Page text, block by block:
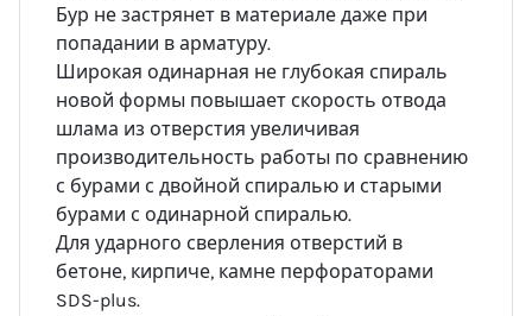
Бур не застрянет в материале даже при
попадании в арматуру.
Широкая одинарная не глубокая спираль
новой формы повышает скорость отвода
шлама из отверстия увеличивая
производительность работы по сравнению
с бурами с двойной спиралью и старыми
бурами с одинарной спиралью.
Для ударного сверления отверстий в
бетоне, кирпиче, камне перфораторами
SDS-plus.